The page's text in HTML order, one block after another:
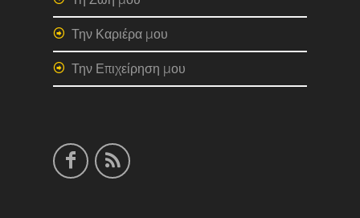
Την Καριέρα μου
Την Επιχείρηση μου